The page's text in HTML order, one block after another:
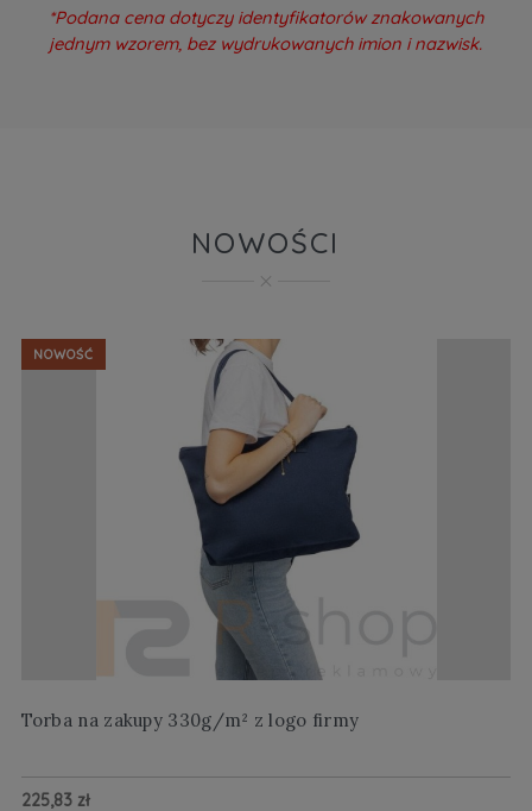
*Podana cena dotyczy identyfikatorów znakowanych
jednym wzorem, bez wydrukowanych imion i nazwisk.
NOWOŚCI
Torba na zakupy 330g/m² z logo firmy
225,83 zł
NOWOŚĆ